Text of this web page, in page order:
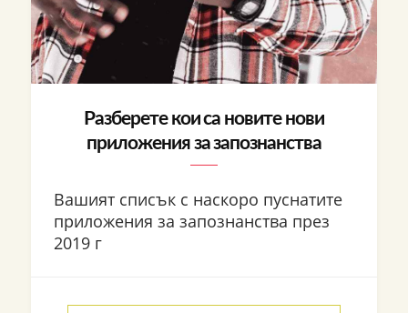
Разберете кои са новите нови
приложения за запознанства
Вашият списък с наскоро пуснатите
приложения за запознанства през
2019 г